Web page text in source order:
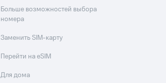
Больше возможностей выбора
номера
Заменить SIM-карту
Перейти на eSIM
Для дома